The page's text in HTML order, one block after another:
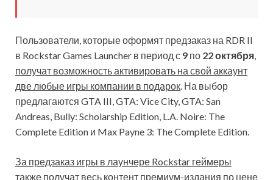
Пользователи, которые оформят предзаказ на RDR II
в Rockstar Games Launcher в период с 9 по 22 октября
получат возможность активировать на свой аккаунт
две любые игры компании в подарок . На выбор
предлагаются GTA III, GTA: Vice City, GTA: San
Andreas, Bully: Scholarship Edition, L.A. Noire: The
Complete Edition и Max Payne 3: The Complete Edition.
За предзаказ игры в лаунчере Rockstar геймеры
также получат весь контент премиум-издания по цене